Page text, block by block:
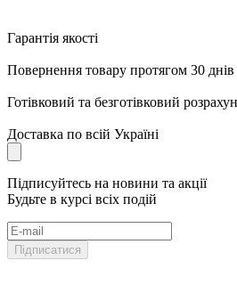
Гарантія якості
Повернення товару протягом 30 днів
Готівковий та безготівковий
Доставка по всій Україні
Підписуйтесь на новини та акції
Будьте в курсі всіх подій
Підписатися